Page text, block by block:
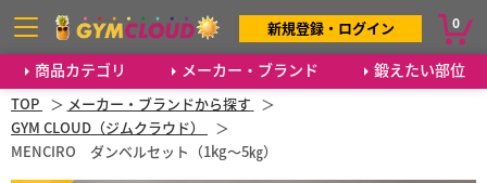
商品カテゴリ メーカー・ブランド 鍛えたい部位
新規登録・ログイン 0
TOP
メーカー・ブランドから探す
GYM CLOUD（ジムクラウド）
MENCIRO ダンベルセット（1kg～5㎏）